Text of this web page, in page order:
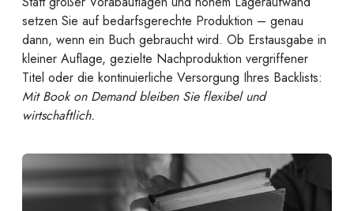
setzen Sie auf bedarfsgerechte Produktion – genau
dann, wenn ein Buch gebraucht wird. Ob Erstausgabe in
kleiner Auflage, gezielte Nachproduktion vergriffener
Titel oder die kontinuierliche Versorgung Ihres Backlists:
Mit Book on Demand bleiben Sie flexibel und
wirtschaftlich.